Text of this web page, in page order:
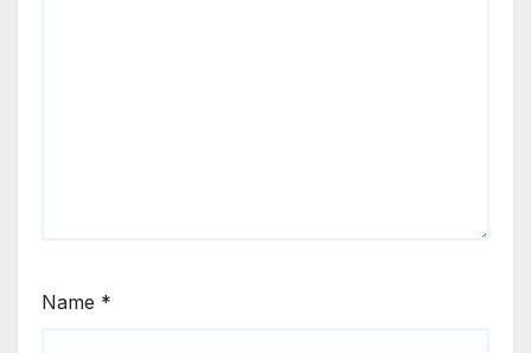
Name *